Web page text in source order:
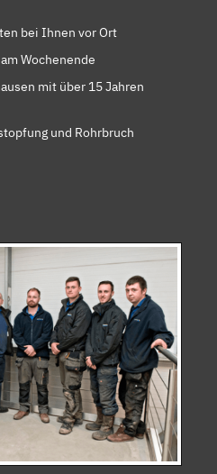
bei Ihnen vor Ort
Wochenende
mit über 15 Jahren
und Rohrbruch